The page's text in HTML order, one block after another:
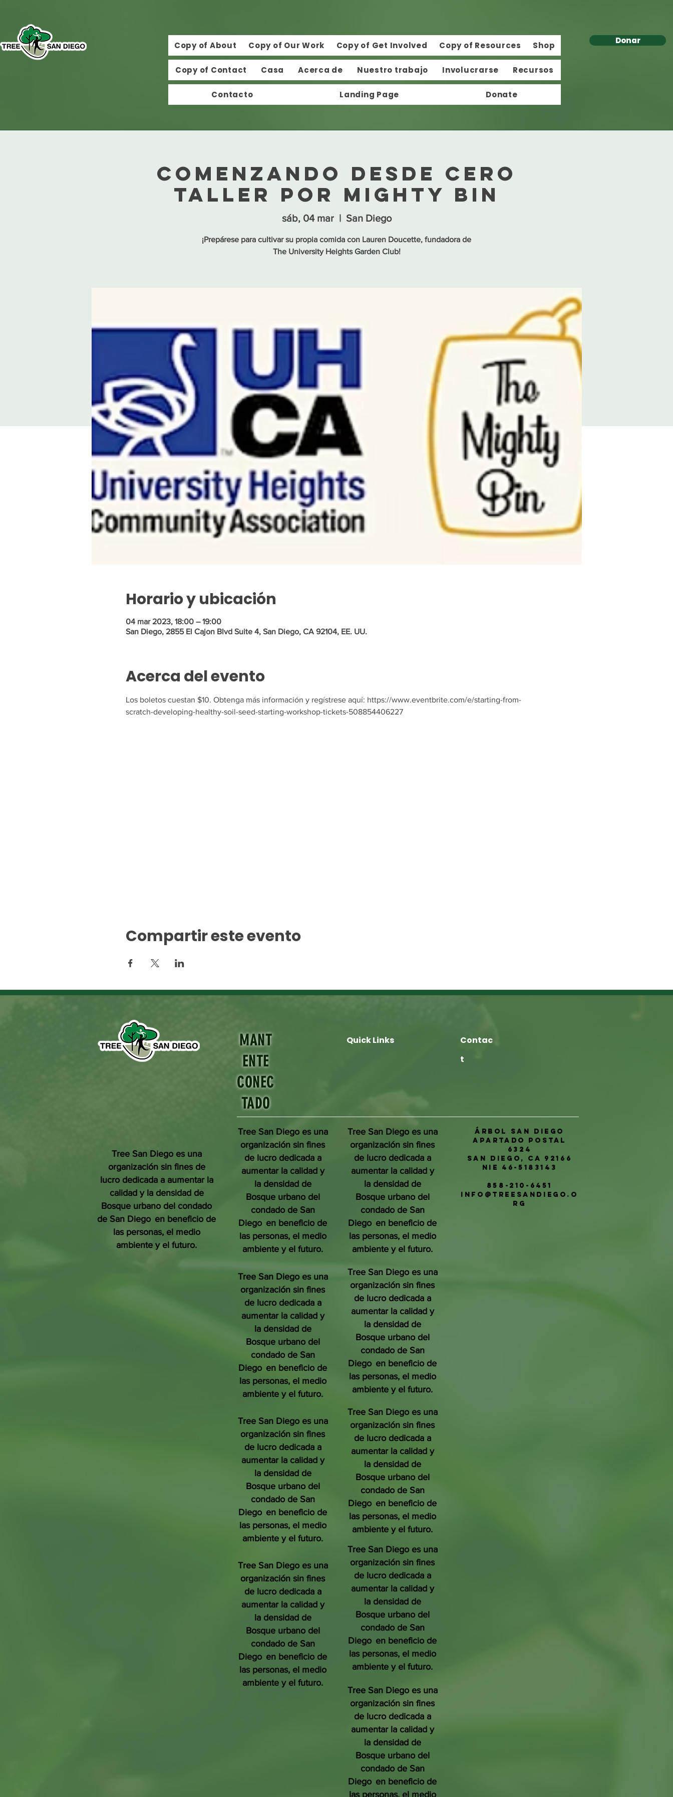
Copy of About Copy of Our Work Copy of Get Involved Copy of Resources Shop
Copy of Contact Casa Acerca de Nuestro trabajo Involucrarse Recursos
Contacto Landing Page Donate
Donar
Comenzando desde cero
Taller por Mighty Bin
sáb, 04 mar
  |
San Diego
¡Prepárese para cultivar su propia comida con Lauren Doucette, fundadora de
The University Heights Garden Club!
Horario y ubicación
04 mar 2023, 18:00 – 19:00
San Diego, 2855 El Cajon Blvd Suite 4, San Diego, CA 92104, EE. UU.
Acerca del evento
Los boletos cuestan $10. Obtenga más información y regístrese aquí: https://www.eventbrite.com/e/starting-from-
scratch-developing-healthy-soil-seed-starting-workshop-tickets-508854406227
Compartir este evento
Tree San Diego es una
organización sin fines de
lucro dedicada a aumentar la
calidad y la densidad de
Bosque urbano del condado
de San Diego en beneficio de
las personas, el medio
ambiente y el futuro.
MANT
ENTE
CONEC
TADO
Quick Links
Contac
t
Tree San Diego es una
organización sin fines
de lucro dedicada a
aumentar la calidad y
la densidad de
Bosque urbano del
condado de San
Diego en beneficio de
las personas, el medio
ambiente y el futuro.
Tree San Diego es una
organización sin fines
de lucro dedicada a
aumentar la calidad y
la densidad de
Bosque urbano del
condado de San
Diego en beneficio de
las personas, el medio
ambiente y el futuro.
Tree San Diego es una
organización sin fines
de lucro dedicada a
aumentar la calidad y
la densidad de
Bosque urbano del
condado de San
Diego en beneficio de
las personas, el medio
ambiente y el futuro.
Tree San Diego es una
organización sin fines
de lucro dedicada a
aumentar la calidad y
la densidad de
Bosque urbano del
condado de San
Diego en beneficio de
las personas, el medio
ambiente y el futuro.
Tree San Diego es una
organización sin fines
de lucro dedicada a
aumentar la calidad y
la densidad de
Bosque urbano del
condado de San
Diego en beneficio de
las personas, el medio
ambiente y el futuro.
Tree San Diego es una
organización sin fines
de lucro dedicada a
aumentar la calidad y
la densidad de
Bosque urbano del
condado de San
Diego en beneficio de
las personas, el medio
ambiente y el futuro.
Tree San Diego es una
organización sin fines
de lucro dedicada a
aumentar la calidad y
la densidad de
Bosque urbano del
condado de San
Diego en beneficio de
las personas, el medio
ambiente y el futuro.
Tree San Diego es una
organización sin fines
de lucro dedicada a
aumentar la calidad y
la densidad de
Bosque urbano del
condado de San
Diego en beneficio de
las personas, el medio
ambiente y el futuro.
Tree San Diego es una
organización sin fines
de lucro dedicada a
aumentar la calidad y
la densidad de
Bosque urbano del
condado de San
Diego en beneficio de
las personas, el medio
Árbol San Diego
Apartado postal
6324
San Diego, CA 92166
NIE 46-5183143
858-210-6451
info@treesandiego.o
rg